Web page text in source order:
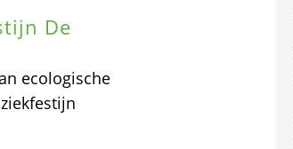
De
ecologische